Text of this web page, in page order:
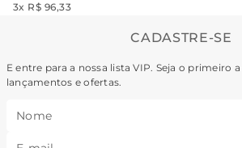
3x R$ 96,33
CADASTRE-SE
E entre para a nossa lista VIP. Seja o primeiro
lançamentos e ofertas.